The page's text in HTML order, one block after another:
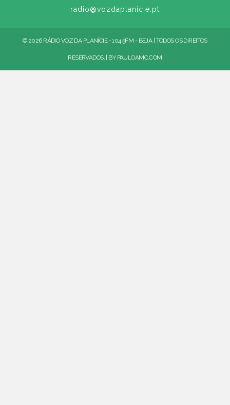
radio@vozdaplanicie.pt
© 2026 RÁDIO VOZ DA PLANÍCIE - 104.5FM - BEJA | TODOS OS DIREITOS
RESERVADOS. | BY PAULOAMC.COM